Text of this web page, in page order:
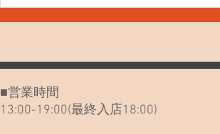
ントカードのご利用について 26
年6月～土日祝日の営業時間が変
更になります 「野良だったんだ
■営業時間
13:00-19:00(最終入店18:00)